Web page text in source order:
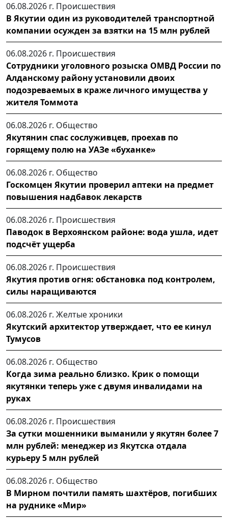
06.08.2026 г. Происшествия
В Якутии один из руководителей транспортной
компании осужден за взятки на 15 млн рублей
06.08.2026 г. Происшествия
Сотрудники уголовного розыска ОМВД России по
Алданскому району установили двоих
подозреваемых в краже личного имущества у
жителя Томмота
06.08.2026 г. Общество
Якутянин спас сослуживцев, проехав по
горящему полю на УАЗе «буханке»
06.08.2026 г. Общество
Госкомцен Якутии проверил аптеки на предмет
повышения надбавок лекарств
06.08.2026 г. Происшествия
Паводок в Верхоянском районе: вода ушла, идет
подсчёт ущерба
06.08.2026 г. Происшествия
Якутия против огня: обстановка под контролем,
силы наращиваются
06.08.2026 г. Желтые хроники
Якутский архитектор утверждает, что ее кинул
Тумусов
06.08.2026 г. Общество
Когда зима реально близко. Крик о помощи
якутянки теперь уже с двумя инвалидами на
руках
06.08.2026 г. Происшествия
За сутки мошенники выманили у якутян более 7
млн рублей: менеджер из Якутска отдала
курьеру 5 млн рублей
06.08.2026 г. Общество
В Мирном почтили память шахтёров, погибших
на руднике «Мир»